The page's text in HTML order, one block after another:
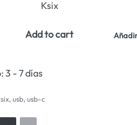
Ksix
Add to cart
3 - 7 días
, usb, usb-c